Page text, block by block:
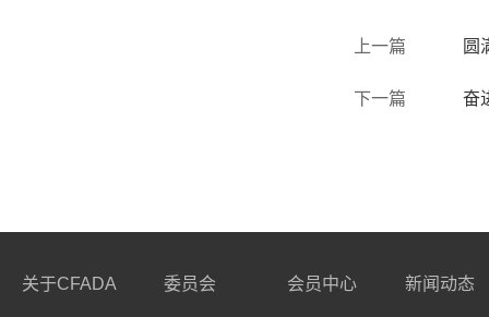
上一篇 圆
下一篇 奋
关于CFADA 委员会 会员中心 新闻动态